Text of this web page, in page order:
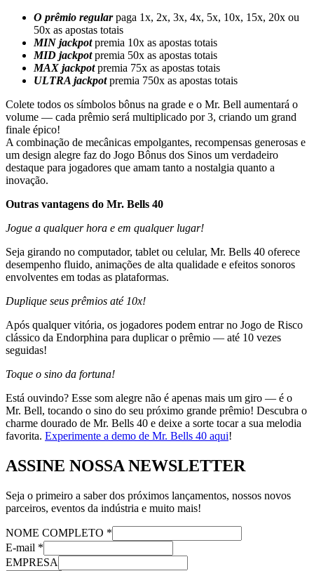
O prêmio regularpaga 1x, 2x, 3x, 4x, 5x, 10x, 15x, 20x ou
50x as apostas totais
MIN jackpotpremia 10x as apostas totais
MID jackpotpremia 50x as apostas totais
MAX jackpotpremia 75x as apostas totais
ULTRA jackpotpremia 750x as apostas totais
Colete todos os símbolos bônus na grade e o Mr. Bell aumentará o
volume — cada prêmio será multiplicado por 3, criando um grand
finale épico!
A combinação de mecânicas empolgantes, recompensas generosas e
um design alegre faz do Jogo Bônus dos Sinos um verdadeiro
destaque para jogadores que amam tanto a nostalgia quanto a
inovação.
Outras vantagens do Mr. Bells 40
Jogue a qualquer hora e em qualquer lugar!
Seja girando no computador, tablet ou celular, Mr. Bells 40 oferece
desempenho fluido, animações de alta qualidade e efeitos sonoros
envolventes em todas as plataformas.
Duplique seus prêmios até 10x!
Após qualquer vitória, os jogadores podem entrar no Jogo de Risco
clássico da Endorphina para duplicar o prêmio — até 10 vezes
seguidas!
Toque o sino da fortuna!
Está ouvindo? Esse som alegre não é apenas mais um giro — é o
Mr. Bell, tocando o sino do seu próximo grande prêmio! Descubra o
charme dourado de Mr. Bells 40 e deixe a sorte tocar a sua melodia
favorita. Experimente a demo de Mr. Bells 40 aqui!
ASSINE NOSSA NEWSLETTER
Seja o primeiro a saber dos próximos lançamentos, nossos novos
parceiros, eventos da indústria e muito mais!
NOME COMPLETO *
E-mail *
EMPRESA